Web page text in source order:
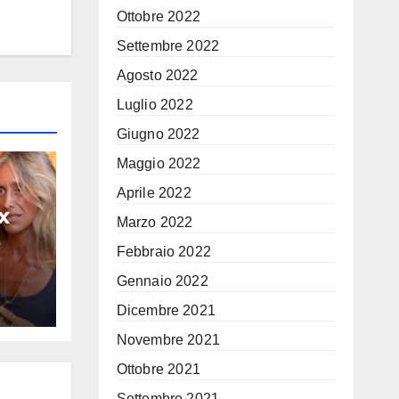
Ottobre 2022
Settembre 2022
Agosto 2022
Luglio 2022
Giugno 2022
Maggio 2022
Aprile 2022
Marzo 2022
Febbraio 2022
Gennaio 2022
Dicembre 2021
Novembre 2021
Ottobre 2021